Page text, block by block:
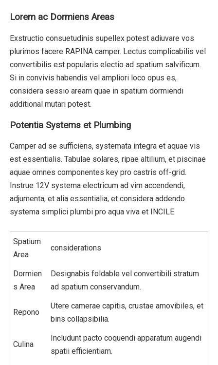
Lorem ac Dormiens Areas
Exstructio consuetudinis supellex potest adiuvare vos
plurimos facere RAPINA camper. Lectus complicabilis vel
convertibilis est popularis electio ad spatium salvificum.
Si in convivis habendis vel ampliori loco opus es,
considera sessio aream quae in spatium dormiendi
additional mutari potest.
Potentia Systems et Plumbing
Camper ad se sufficiens, systemata integra et aquae vis
est essentialis. Tabulae solares, ripae altilium, et piscinae
aquae omnes componentes key pro castris off-grid.
Instrue 12V systema electricum ad vim accendendi,
adjumenta, et alia essentialia, et considera addendo
systema simplici plumbi pro aqua viva et INCILE.
Spatium
Area
considerations
Dormien
s Area
Designabis foldable vel convertibili stratum
ad spatium conservandum.
Repono
Utere camerae capitis, crustae amovibiles, et
bins collapsibilia.
Culina
Includunt pacto coquendi apparatum augendi
spatii efficientiam.